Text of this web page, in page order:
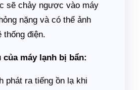
sẽ chảy ngược vào máy
nặng và có thể ảnh
thống điện.
của máy lạnh bị bẩn:
phát ra tiếng ồn lạ khi